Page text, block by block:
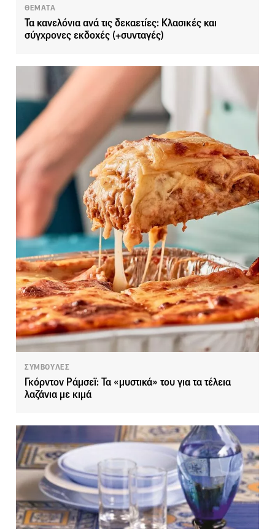
ΘΕΜΑΤΑ
Τα κανελόνια ανά τις δεκαετίες: Κλασικές και
σύγχρονες εκδοχές (+συνταγές)
ΣΥΜΒΟΥΛΕΣ
Γκόρντον Ράμσεϊ: Τα «μυστικά» του για τα τέλεια
λαζάνια με κιμά